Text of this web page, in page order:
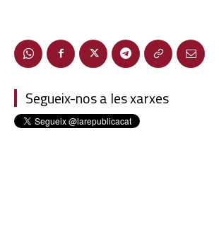
Segueix-nos a les xarxes